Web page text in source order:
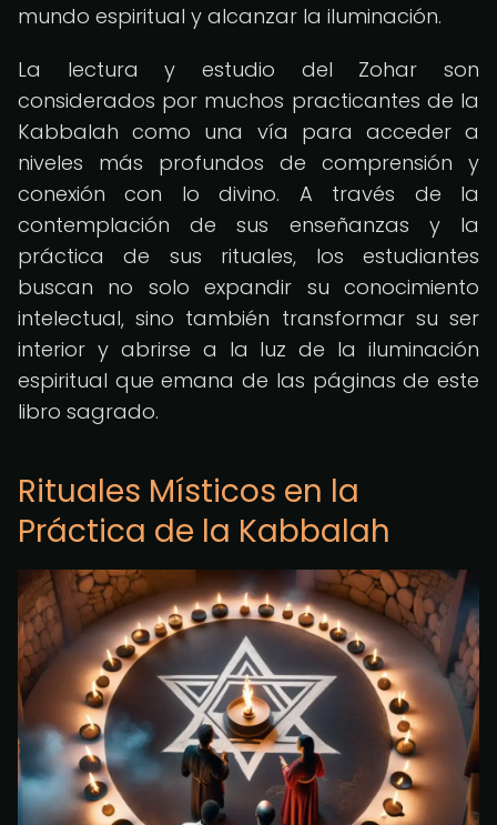
mundo espiritual y alcanzar la iluminación.
La lectura y estudio del Zohar son
considerados por muchos practicantes de la
Kabbalah como una vía para acceder a
niveles más profundos de comprensión y
conexión con lo divino. A través de la
contemplación de sus enseñanzas y la
práctica de sus rituales, los estudiantes
buscan no solo expandir su conocimiento
intelectual, sino también transformar su ser
interior y abrirse a la luz de la iluminación
espiritual que emana de las páginas de este
libro sagrado.
Rituales Místicos en la
Práctica de la Kabbalah